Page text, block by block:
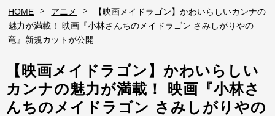
HOME > アニメ >
【映画メイドラゴン】かわいらしいカンナの
魅力が満載！ 映画『小林さんちのメイドラゴン さみしがりやの
竜』新規カットが公開
【映画メイドラゴン】かわいらしい
カンナの魅力が満載！ 映画『小林さ
んちのメイドラゴン さみしがりやの